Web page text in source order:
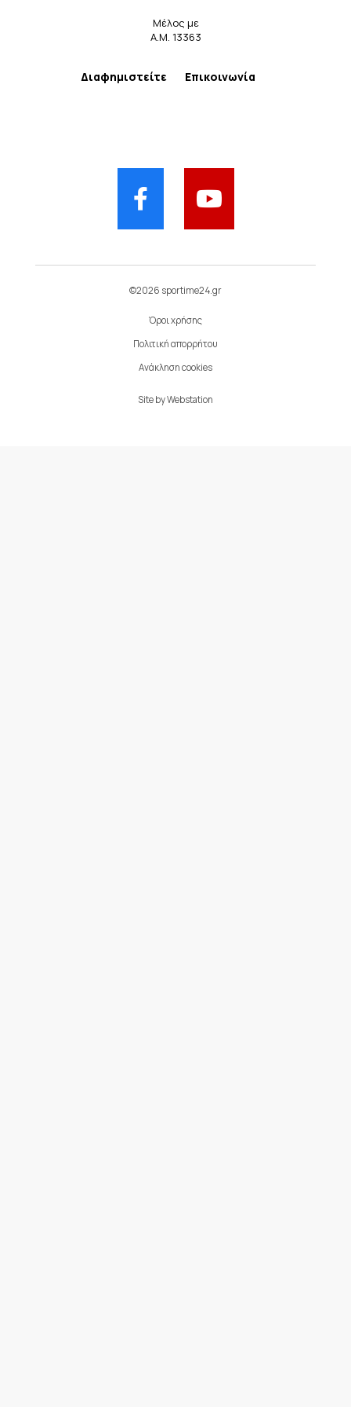
Μέλος με
Α.Μ. 13363
Διαφημιστείτε Επικοινωνία
©2026 sportime24.gr
Όροι χρήσης
Πολιτική απορρήτου
Ανάκληση cookies
Site byWebstation